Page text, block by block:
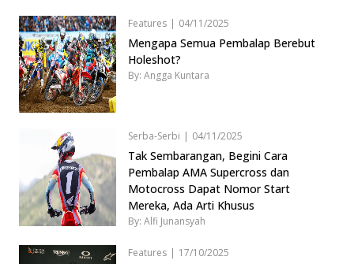
Features | 04/11/2025
Mengapa Semua Pembalap Berebut
Holeshot?
By: Angga Kuntara
Serba-Serbi | 04/11/2025
Tak Sembarangan, Begini Cara
Pembalap AMA Supercross dan
Motocross Dapat Nomor Start
Mereka, Ada Arti Khusus
By: Alfi Junansyah
Features | 17/10/2025